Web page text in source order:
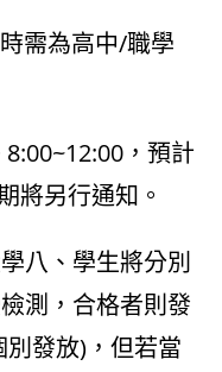
需為高中/職學
，預計
將另行通知。
八、學生將分別
測，合格者則發
發放)，但若當